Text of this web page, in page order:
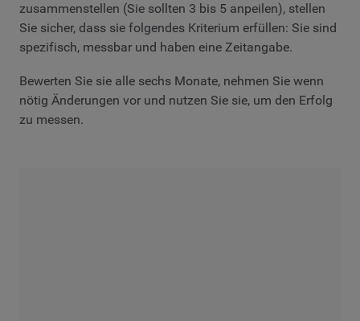
zusammenstellen (Sie sollten 3 bis 5 anpeilen), stellen
Sie sicher, dass sie folgendes Kriterium erfüllen: Sie sind
spezifisch, messbar und haben eine Zeitangabe.
Bewerten Sie sie alle sechs Monate, nehmen Sie wenn
nötig Änderungen vor und nutzen Sie sie, um den Erfolg
zu messen.